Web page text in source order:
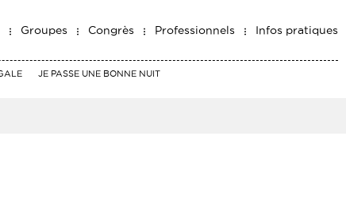
Groupes Congrès Professionnels Infos pratiques
JE PASSE UNE BONNE NUIT